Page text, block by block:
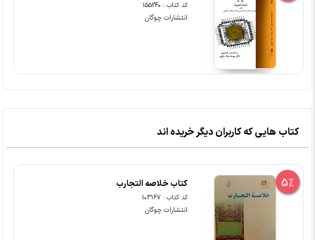
کد کتاب : 155240
انتشارات چوگان
کتاب هایی که کاربران دیگر خریده اند
5% کتاب خلاصه التجارب
کد کتاب : 103167
انتشارات چوگان